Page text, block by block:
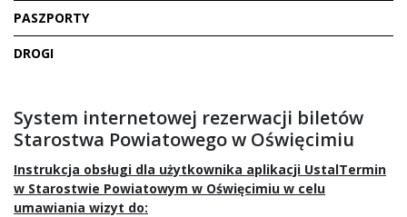
PASZPORTY
DROGI
System internetowej rezerwacji biletów
Starostwa Powiatowego w Oświęcimiu
Instrukcja obsługi dla użytkownika aplikacji UstalTermin
w Starostwie Powiatowym w Oświęcimiu w celu
umawiania wizyt do: